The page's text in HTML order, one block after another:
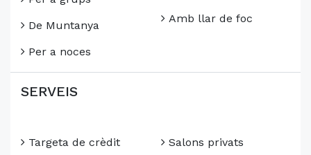
De Muntanya
Per a noces
Amb llar de foc
SERVEIS
Targeta de crèdit
Salons privats